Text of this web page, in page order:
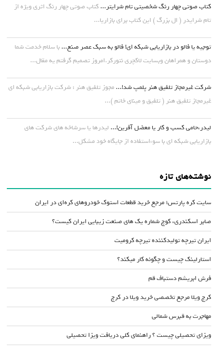
کتاب صوتی چهار رنگ شخصیتی تام شرایتر... کتاب صوتی چهار رنگ اثری ویژه از
تام شرایدر ( ال بزرگ ) این کتاب برای بازاریا...
توجیه یا فالو در بازاریابی شبکه ای! فالو به سبک عصر صنع... با سلام خدمت شما
دوستان و همراهان وبسایت لاکچری نتورکر.امروز تصمیم گرفتم یه مقال...
شرکت غیرمجاز تلفیق هنر پلمپ شد!... مجوز تلفیق هنر : شرکت بازاریابی شبکه ای
غیرمجاز تلفیق هنر ( تلفیق و مینای خاتم )...
لیدر،حامی کسب و کار یا معضل آفرین!... لیدرها یا سرشاخه های شرکت های
بازاریابی شبکه ای با سوءاستفاده از جایگاه خود مشکل...
نوشته‌های تازه
سایت کره پارتس؛ مرجع خرید قطعات استوک خودروهای کره‌ای در ایران
صابر اسکندری، کوچ شماره یک های صنعت زیبایی ایران کیست؟
ایران تیرچه تولیدکننده تیرچه کرومیت
استارلینک چیست و چگونه کار میکند؟
فرش ابریشم دستباف قم
کرج ویلا مرجع تخصصی خرید ویلا در کرج
مهاجرت به قبرس شمالی
ویزای تحصیلی چیست ؟ راهنمای کلی دریافت ویزا تحصیلی